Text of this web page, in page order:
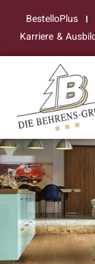
BestelloPlus
Karriere &